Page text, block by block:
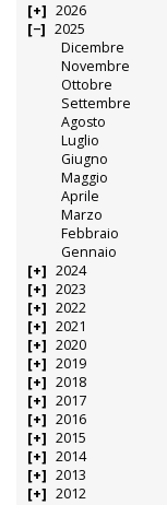
2026
2025
Dicembre
Novembre
Ottobre
Settembre
Agosto
Luglio
Giugno
Maggio
Aprile
Marzo
Febbraio
Gennaio
2024
2023
2022
2021
2020
2019
2018
2017
2016
2015
2014
2013
2012